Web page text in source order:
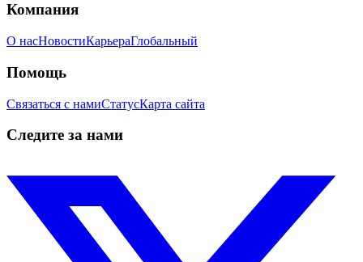
Компания
О насНовостиКарьераГлобальный
Помощь
Связаться с намиСтатусКарта сайта
Следите за нами